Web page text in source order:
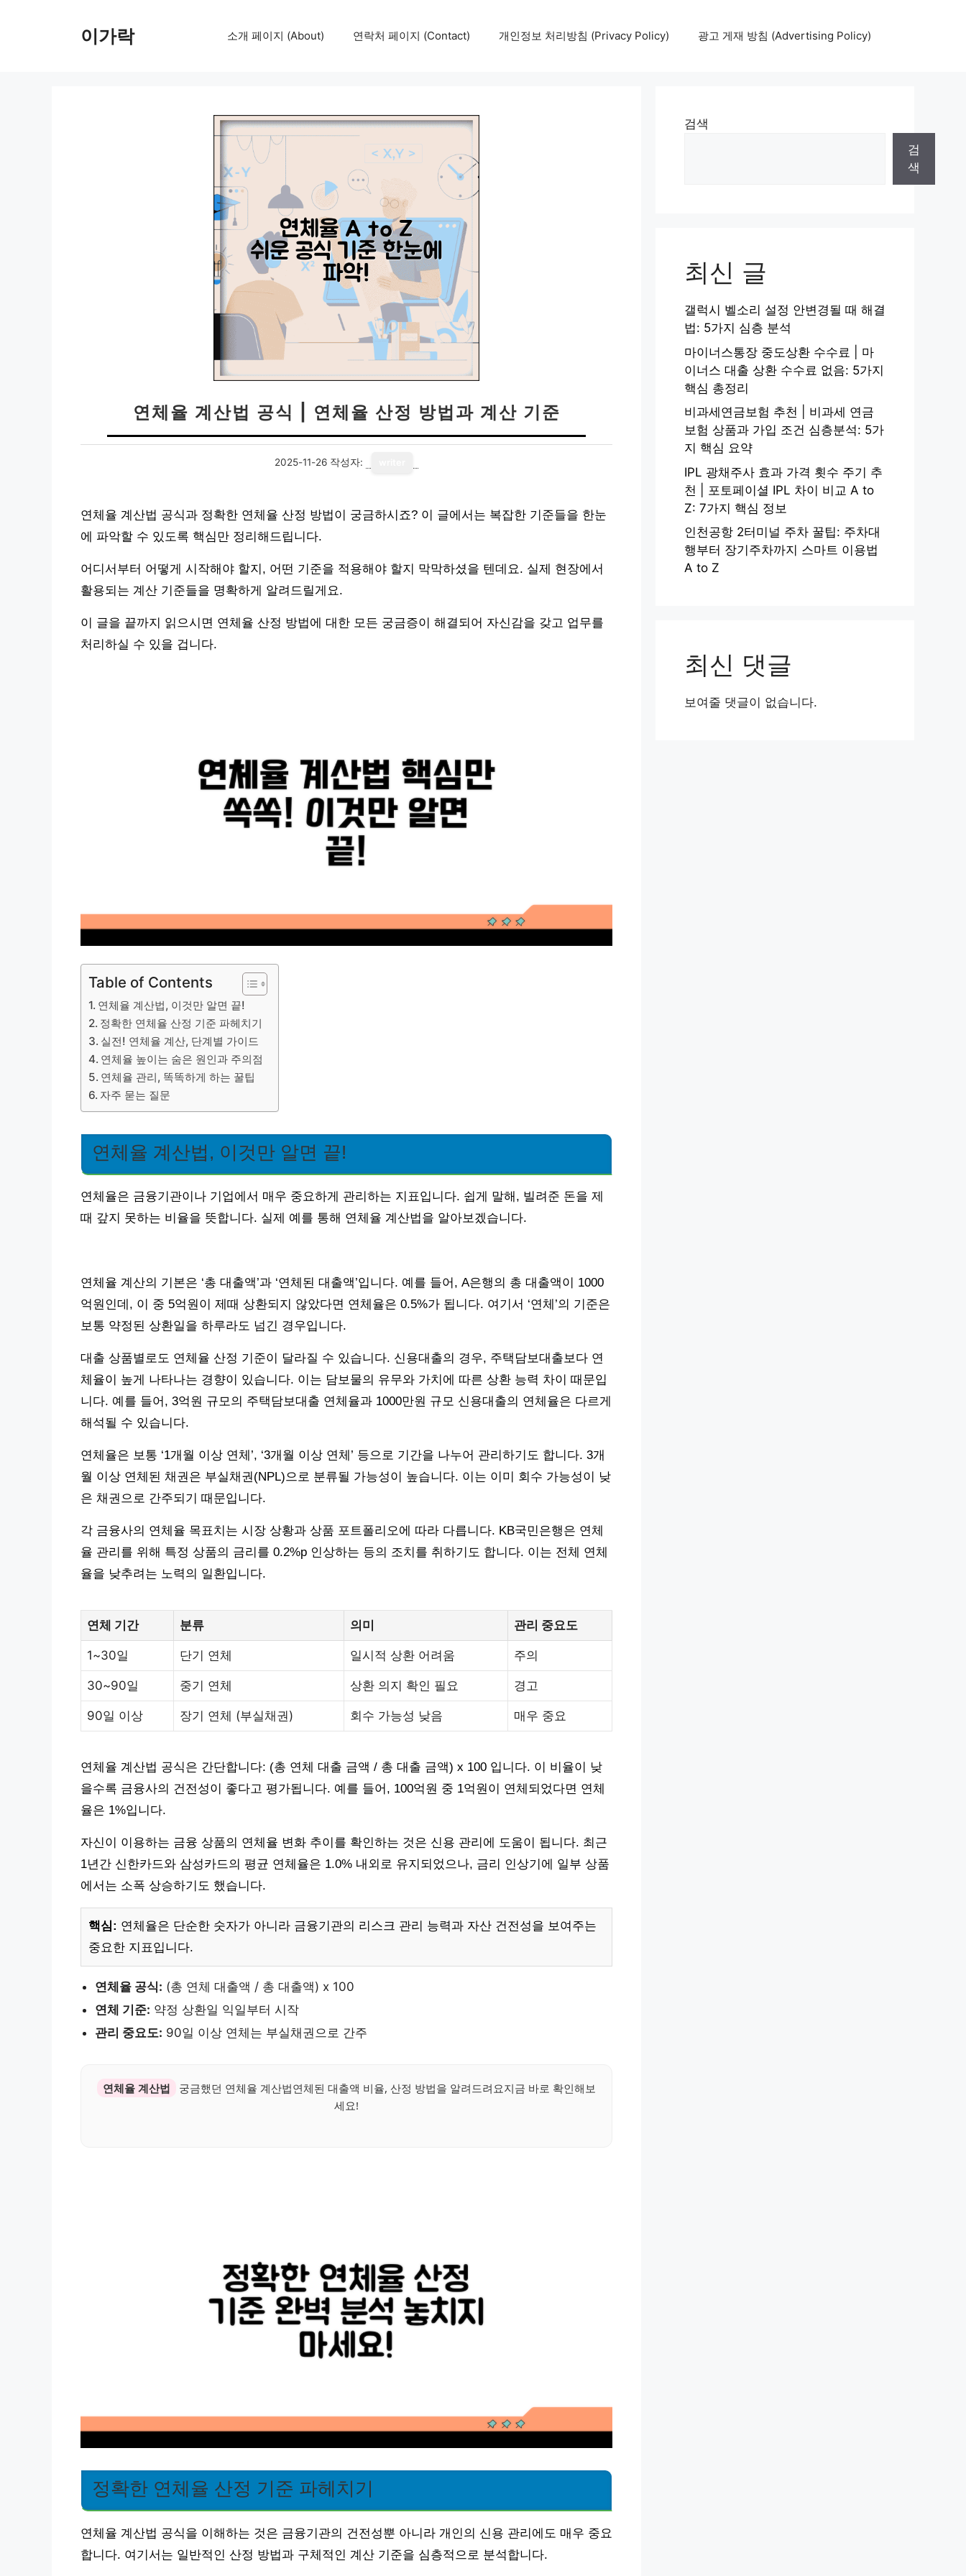
이가락 소개 페이지 (About) 연락처 페이지 (Contact) 개인정보 처리방침 (Privacy Policy) 광고 게재 방침 (Advertising Policy)
연체율 계산법 공식 | 연체율 산정 방법과 계산 기준
2025-11-26 작성자:
연체율 계산법 공식과 정확한 연체율 산정 방법이 궁금하시죠? 이 글에서는 복잡한 기준들을 한눈
에 파악할 수 있도록 핵심만 정리해드립니다.
어디서부터 어떻게 시작해야 할지, 어떤 기준을 적용해야 할지 막막하셨을 텐데요. 실제 현장에서
활용되는 계산 기준들을 명확하게 알려드릴게요.
이 글을 끝까지 읽으시면 연체율 산정 방법에 대한 모든 궁금증이 해결되어 자신감을 갖고 업무를
처리하실 수 있을 겁니다.
Table of Contents
연체율 계산법, 이것만 알면 끝!
정확한 연체율 산정 기준 파헤치기
실전! 연체율 계산, 단계별 가이드
연체율 높이는 숨은 원인과 주의점
연체율 관리, 똑똑하게 하는 꿀팁
자주 묻는 질문
연체율 계산법, 이것만 알면 끝!
연체율은 금융기관이나 기업에서 매우 중요하게 관리하는 지표입니다. 쉽게 말해, 빌려준 돈을 제
때 갚지 못하는 비율을 뜻합니다. 실제 예를 통해 연체율 계산법을 알아보겠습니다.
연체율 계산의 기본은 ‘총 대출액’과 ‘연체된 대출액’입니다. 예를 들어, A은행의 총 대출액이 1000
억원인데, 이 중 5억원이 제때 상환되지 않았다면 연체율은 0.5%가 됩니다. 여기서 ‘연체’의 기준은
보통 약정된 상환일을 하루라도 넘긴 경우입니다.
대출 상품별로도 연체율 산정 기준이 달라질 수 있습니다. 신용대출의 경우, 주택담보대출보다 연
체율이 높게 나타나는 경향이 있습니다. 이는 담보물의 유무와 가치에 따른 상환 능력 차이 때문입
니다. 예를 들어, 3억원 규모의 주택담보대출 연체율과 1000만원 규모 신용대출의 연체율은 다르게
해석될 수 있습니다.
연체율은 보통 ‘1개월 이상 연체’, ‘3개월 이상 연체’ 등으로 기간을 나누어 관리하기도 합니다. 3개
월 이상 연체된 채권은 부실채권(NPL)으로 분류될 가능성이 높습니다. 이는 이미 회수 가능성이 낮
은 채권으로 간주되기 때문입니다.
각 금융사의 연체율 목표치는 시장 상황과 상품 포트폴리오에 따라 다릅니다. KB국민은행은 연체
율 관리를 위해 특정 상품의 금리를 0.2%p 인상하는 등의 조치를 취하기도 합니다. 이는 전체 연체
율을 낮추려는 노력의 일환입니다.
연체 기간 분류 의미 관리 중요도
1~30일 단기 연체 일시적 상환 어려움 주의
30~90일 중기 연체 상환 의지 확인 필요 경고
90일 이상 장기 연체 (부실채권) 회수 가능성 낮음 매우 중요
연체율 계산법 공식은 간단합니다: (총 연체 대출 금액 / 총 대출 금액) x 100 입니다. 이 비율이 낮
을수록 금융사의 건전성이 좋다고 평가됩니다. 예를 들어, 100억원 중 1억원이 연체되었다면 연체
율은 1%입니다.
자신이 이용하는 금융 상품의 연체율 변화 추이를 확인하는 것은 신용 관리에 도움이 됩니다. 최근
1년간 신한카드와 삼성카드의 평균 연체율은 1.0% 내외로 유지되었으나, 금리 인상기에 일부 상품
에서는 소폭 상승하기도 했습니다.
핵심: 연체율은 단순한 숫자가 아니라 금융기관의 리스크 관리 능력과 자산 건전성을 보여주는
중요한 지표입니다.
연체율 공식: (총 연체 대출액 / 총 대출액) x 100
연체 기준: 약정 상환일 익일부터 시작
관리 중요도: 90일 이상 연체는 부실채권으로 간주
연체율 계산법
궁금했던 연체율 계산법연체된 대출액 비율, 산정 방법을 알려드려요지금 바로 확인해보
세요!
정확한 연체율 산정 기준 파헤치기
연체율 계산법 공식을 이해하는 것은 금융기관의 건전성뿐 아니라 개인의 신용 관리에도 매우 중요
합니다. 여기서는 일반적인 산정 방법과 구체적인 계산 기준을 심층적으로 분석합니다.
검색
검
색
최신 글
갤럭시 벨소리 설정 안변경될 때 해결
법: 5가지 심층 분석
마이너스통장 중도상환 수수료 | 마
이너스 대출 상환 수수료 없음: 5가지
핵심 총정리
비과세연금보험 추천 | 비과세 연금
보험 상품과 가입 조건 심층분석: 5가
지 핵심 요약
IPL 광채주사 효과 가격 횟수 주기 추
천 | 포토페이셜 IPL 차이 비교 A to
Z: 7가지 핵심 정보
인천공항 2터미널 주차 꿀팁: 주차대
행부터 장기주차까지 스마트 이용법
A to Z
최신 댓글
보여줄 댓글이 없습니다.